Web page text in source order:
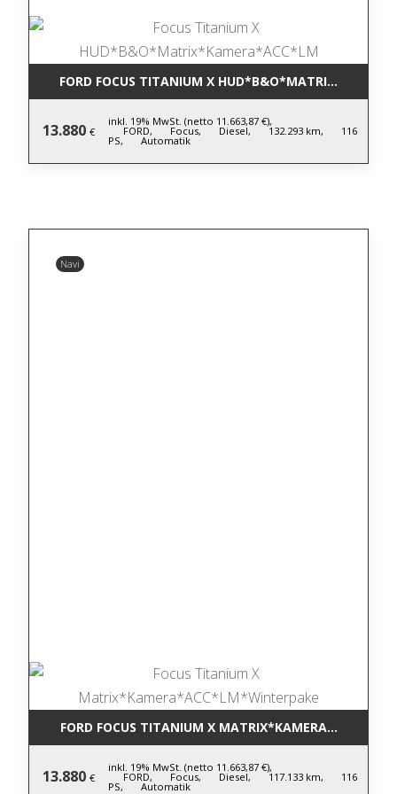
FORD FOCUS TITANIUM X
13.880 €
inkl. 19% MwSt. (netto 11.663,87 €),
FORD, Focus, Diesel, 132.293 km, 116
PS, Automatik
Navi
FORD FOCUS TITANIUM X
13.880 €
inkl. 19% MwSt. (netto 11.663,87 €),
FORD, Focus, Diesel, 117.133 km, 116
PS, Automatik